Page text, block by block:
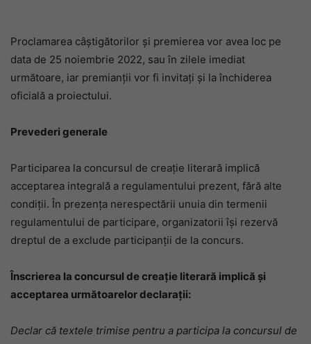
Proclamarea câștigătorilor și premierea vor avea loc pe
data de 25 noiembrie 2022, sau în zilele imediat
următoare, iar premianții vor fi invitați și la închiderea
oficială a proiectului.
Prevederi generale
Participarea la concursul de creație literară implică
acceptarea integrală a regulamentului prezent, fără alte
condiții. În prezența nerespectării unuia din termenii
regulamentului de participare, organizatorii își rezervă
dreptul de a exclude participanții de la concurs.
Înscrierea la concursul de creație literară implică și
acceptarea următoarelor declarații:
Declar că textele trimise pentru a participa la concursul de